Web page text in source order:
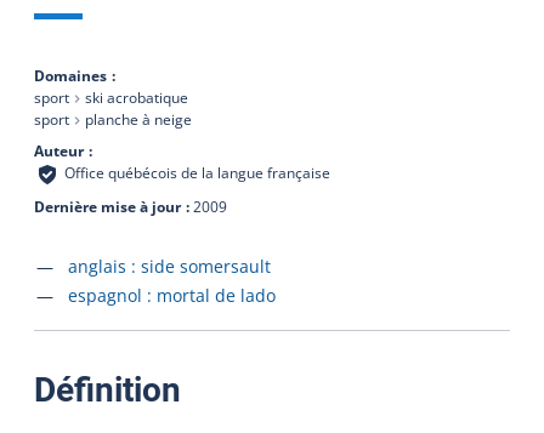
Domaines
sport
ski acrobatique
sport
planche à neige
Auteur
Office québécois de la langue française
Dernière mise à jour 2009
Accéder à la fiche en
anglais : side somersault
Accéder à la fiche en
espagnol : mortal de lado
Définition